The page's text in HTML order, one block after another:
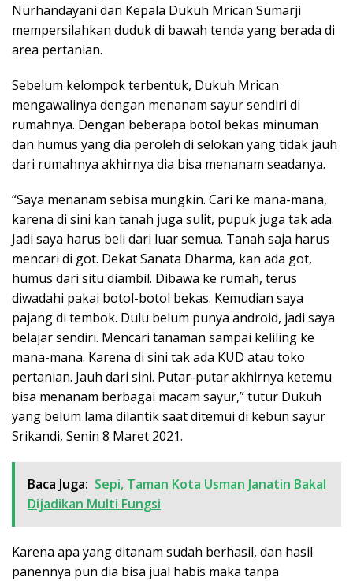
Nurhandayani dan Kepala Dukuh Mrican Sumarji
mempersilahkan duduk di bawah tenda yang berada di
area pertanian.
Sebelum kelompok terbentuk, Dukuh Mrican
mengawalinya dengan menanam sayur sendiri di
rumahnya. Dengan beberapa botol bekas minuman
dan humus yang dia peroleh di selokan yang tidak jauh
dari rumahnya akhirnya dia bisa menanam seadanya.
“Saya menanam sebisa mungkin. Cari ke mana-mana,
karena di sini kan tanah juga sulit, pupuk juga tak ada.
Jadi saya harus beli dari luar semua. Tanah saja harus
mencari di got. Dekat Sanata Dharma, kan ada got,
humus dari situ diambil. Dibawa ke rumah, terus
diwadahi pakai botol-botol bekas. Kemudian saya
pajang di tembok. Dulu belum punya android, jadi saya
belajar sendiri. Mencari tanaman sampai keliling ke
mana-mana. Karena di sini tak ada KUD atau toko
pertanian. Jauh dari sini. Putar-putar akhirnya ketemu
bisa menanam berbagai macam sayur,” tutur Dukuh
yang belum lama dilantik saat ditemui di kebun sayur
Srikandi, Senin 8 Maret 2021.
Baca Juga: Sepi, Taman Kota Usman Janatin Bakal
Dijadikan Multi Fungsi
Karena apa yang ditanam sudah berhasil, dan hasil
panennya pun dia bisa jual habis maka tanpa